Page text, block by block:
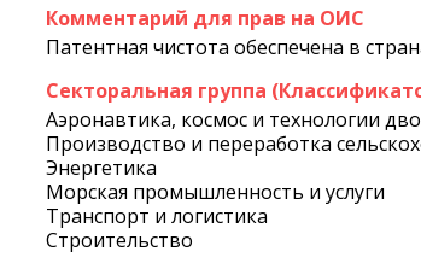
Комментарий для прав на ОИС
Патентная чистота обеспечена в
Секторальная группа
Аэронавтика, космос и технологии
Производство и переработка
Энергетика
Морская промышленность и услуги
Транспорт и логистика
Строительство